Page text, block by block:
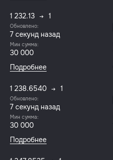
1 232.13 1
Обновлено:
8 секунд назад
Мин сумма:
30 000
Подробнее
1 238.6540 1
Обновлено:
8 секунд назад
Мин сумма:
30 000
Подробнее